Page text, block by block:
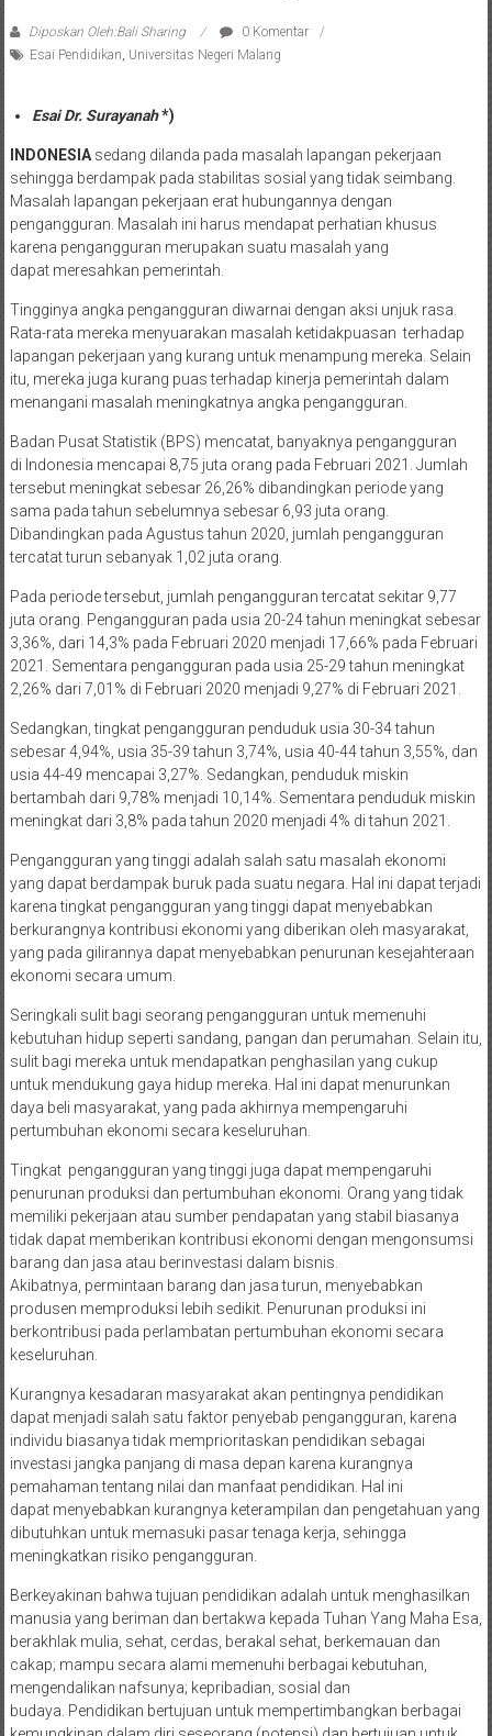
Diposkan Oleh:Bali Sharing
0 Komentar
Esai Pendidikan, Universitas Negeri Malang
Esai Dr. Surayanah*)
INDONESIAsedang dilanda pada masalah lapangan pekerjaan
sehingga berdampak pada stabilitas sosial yang tidak seimbang.
Masalah lapangan pekerjaan erat hubungannya dengan
pengangguran. Masalah ini harus mendapat perhatian khusus
karena pengangguran merupakan suatu masalah yang
dapat meresahkan pemerintah.
Tingginya angka pengangguran diwarnai dengan aksi unjuk rasa.
Rata-rata mereka menyuarakan masalah ketidakpuasan terhadap
lapangan pekerjaan yang kurang untuk menampung mereka. Selain
itu, mereka juga kurang puas terhadap kinerja pemerintah dalam
menangani masalah meningkatnya angka pengangguran.
Badan Pusat Statistik (BPS) mencatat, banyaknya pengangguran
di Indonesia mencapai 8,75 juta orang pada Februari 2021. Jumlah
tersebut meningkat sebesar 26,26% dibandingkan periode yang
sama pada tahun sebelumnya sebesar 6,93 juta orang.
Dibandingkan pada Agustus tahun 2020, jumlah pengangguran
tercatat turun sebanyak 1,02 juta orang.
Pada periode tersebut, jumlah pengangguran tercatat sekitar 9,77
juta orang. Pengangguran pada usia 20-24 tahun meningkat sebesar
3,36%, dari 14,3% pada Februari 2020 menjadi 17,66% pada Februari
2021. Sementara pengangguran pada usia 25-29 tahun meningkat
2,26% dari 7,01% di Februari 2020 menjadi 9,27% di Februari 2021.
Sedangkan, tingkat pengangguran penduduk usia 30-34 tahun
sebesar 4,94%, usia 35-39 tahun 3,74%, usia 40-44 tahun 3,55%, dan
usia 44-49 mencapai 3,27%. Sedangkan, penduduk miskin
bertambah dari 9,78% menjadi 10,14%. Sementara penduduk miskin
meningkat dari 3,8% pada tahun 2020 menjadi 4% di tahun 2021.
Pengangguran yang tinggi adalah salah satu masalah ekonomi
yang dapat berdampak buruk pada suatu negara. Hal ini dapat terjadi
karena tingkat pengangguran yang tinggi dapat menyebabkan
berkurangnya kontribusi ekonomi yang diberikan oleh masyarakat,
yang pada gilirannya dapat menyebabkan penurunan kesejahteraan
ekonomi secara umum.
Seringkali sulit bagi seorang pengangguran untuk memenuhi
kebutuhan hidup seperti sandang, pangan dan perumahan. Selain itu,
sulit bagi mereka untuk mendapatkan penghasilan yang cukup
untuk mendukung gaya hidup mereka. Hal ini dapat menurunkan
daya beli masyarakat, yang pada akhirnya mempengaruhi
pertumbuhan ekonomi secara keseluruhan.
Tingkat pengangguran yang tinggi juga dapat mempengaruhi
penurunan produksi dan pertumbuhan ekonomi. Orang yang tidak
memiliki pekerjaan atau sumber pendapatan yang stabil biasanya
tidak dapat memberikan kontribusi ekonomi dengan mengonsumsi
barang dan jasa atau berinvestasi dalam bisnis.
Akibatnya, permintaan barang dan jasa turun, menyebabkan
produsen memproduksi lebih sedikit. Penurunan produksi ini
berkontribusi pada perlambatan pertumbuhan ekonomi secara
keseluruhan.
Kurangnya kesadaran masyarakat akan pentingnya pendidikan
dapat menjadi salah satu faktor penyebab pengangguran, karena
individu biasanya tidak memprioritaskan pendidikan sebagai
investasi jangka panjang di masa depan karena kurangnya
pemahaman tentang nilai dan manfaat pendidikan. Hal ini
dapat menyebabkan kurangnya keterampilan dan pengetahuan yang
dibutuhkan untuk memasuki pasar tenaga kerja, sehingga
meningkatkan risiko pengangguran.
Berkeyakinan bahwa tujuan pendidikan adalah untuk menghasilkan
manusia yang beriman dan bertakwa kepada Tuhan Yang Maha Esa,
berakhlak mulia, sehat, cerdas, berakal sehat, berkemauan dan
cakap; mampu secara alami memenuhi berbagai kebutuhan,
mengendalikan nafsunya; kepribadian, sosial dan
budaya. Pendidikan bertujuan untuk mempertimbangkan berbagai